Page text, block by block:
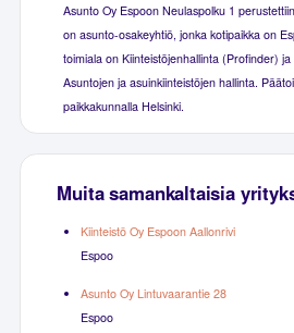
Asunto Oy Espoon Neulaspolku 1
on asunto-osakeyhtiö, jonka kotipaikka on
toimiala on Kiinteistöjenhallinta (Profinder)
Asuntojen ja asuinkiinteistöjen hallinta.
paikkakunnalla Helsinki.
Muita samankaltaisia
Kiinteistö Oy Espoon Aallonrivi
Espoo
Asunto Oy Lintuvaarantie 28
Espoo